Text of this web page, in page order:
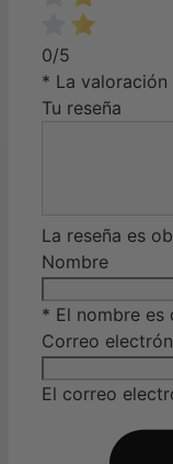
0/5
* La
Tu reseña
La reseña es
Nombre
* El nombre es
Correo
El correo